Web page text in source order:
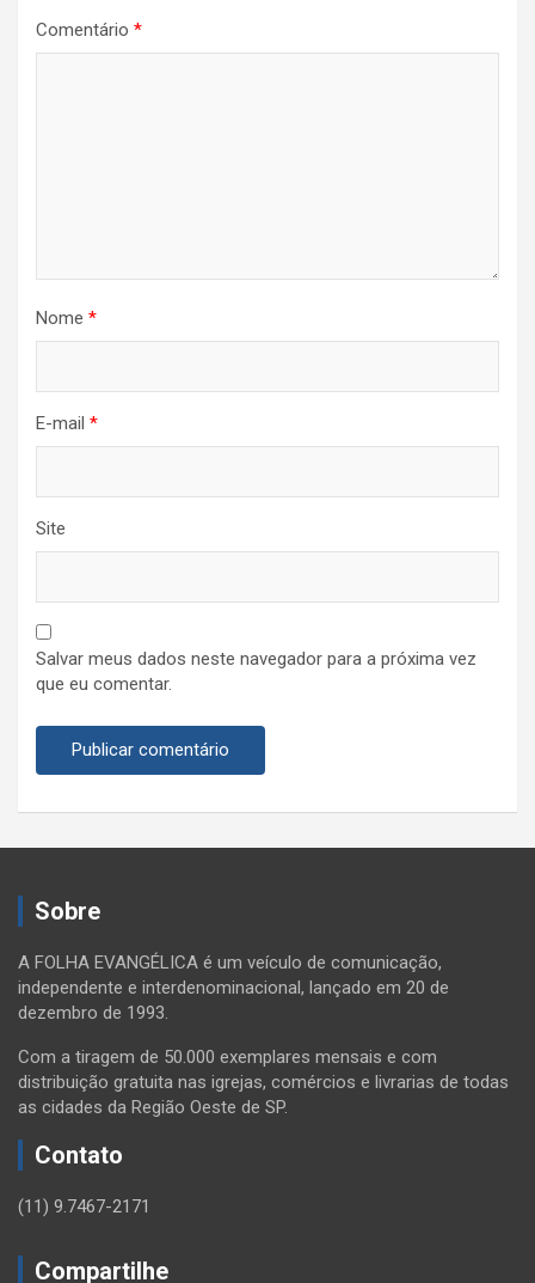
Comentário *
Nome *
E-mail *
Site
Salvar meus dados neste navegador para a próxima vez
que eu comentar.
Sobre
A FOLHA EVANGÉLICA é um veículo de comunicação,
independente e interdenominacional, lançado em 20 de
dezembro de 1993.
Com a tiragem de 50.000 exemplares mensais e com
distribuição gratuita nas igrejas, comércios e livrarias de todas
as cidades da Região Oeste de SP.
Contato
(11) 9.7467-2171
Compartilhe